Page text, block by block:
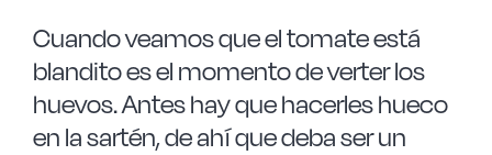
Cuando veamos que el tomate está
blandito es el momento de verter los
huevos. Antes hay que hacerles hueco
en la sartén, de ahí que deba ser un